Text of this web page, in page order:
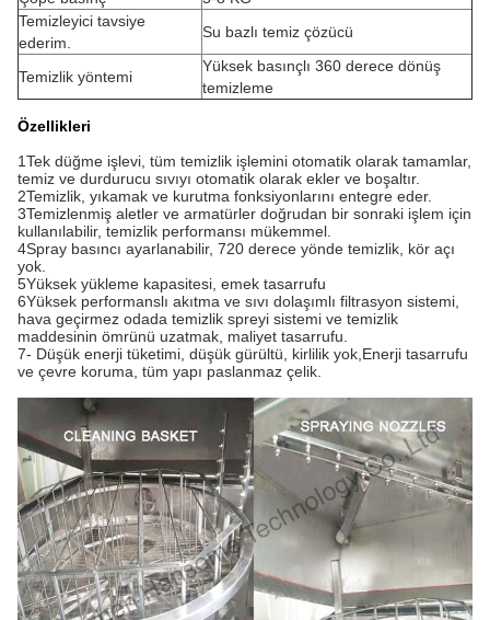
Temizleyici tavsiye
ederim.
Su bazlı temiz çözücü
Temizlik yöntemi
Yüksek basınçlı 360 derece dönüş
temizleme
Özellikleri
1Tek düğme işlevi, tüm temizlik işlemini otomatik olarak tamamlar,
temiz ve durdurucu sıvıyı otomatik olarak ekler ve boşaltır.
2Temizlik, yıkamak ve kurutma fonksiyonlarını entegre eder.
3Temizlenmiş aletler ve armatürler doğrudan bir sonraki işlem için
kullanılabilir, temizlik performansı mükemmel.
4Spray basıncı ayarlanabilir, 720 derece yönde temizlik, kör açı
yok.
5Yüksek yükleme kapasitesi, emek tasarrufu
6Yüksek performanslı akıtma ve sıvı dolaşımlı filtrasyon sistemi,
hava geçirmez odada temizlik spreyi sistemi ve temizlik
maddesinin ömrünü uzatmak, maliyet tasarrufu.
7- Düşük enerji tüketimi, düşük gürültü, kirlilik yok, Enerji tasarrufu
ve çevre koruma, tüm yapı paslanmaz çelik.